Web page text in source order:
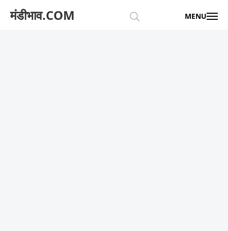
मंडीभाव.COM MENU